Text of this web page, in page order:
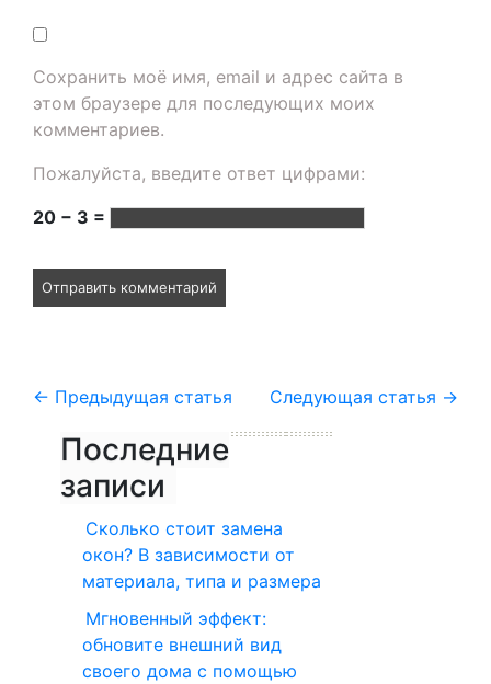
Сохранить моё имя, email и адрес сайта в
этом браузере для последующих моих
комментариев.
Пожалуйста, введите ответ цифрами:
20 − 3 =
← Предыдущая статья Следующая статья →
Последние
записи
Сколько стоит замена
окон? В зависимости от
материала, типа и размера
Мгновенный эффект:
обновите внешний вид
своего дома с помощью